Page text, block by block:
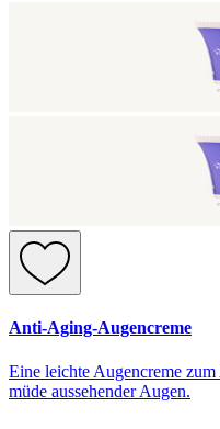
Anti-Aging-Augencreme
Eine leichte Augencreme
müde aussehender Augen.